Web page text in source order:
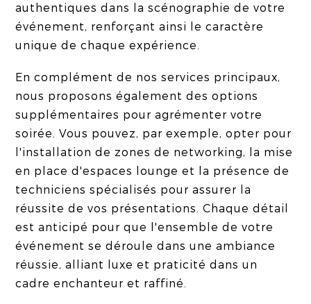
authentiques dans la scénographie de votre
événement, renforçant ainsi le caractère
unique de chaque expérience.
En complément de nos services principaux,
nous proposons également des options
supplémentaires pour agrémenter votre
soirée. Vous pouvez, par exemple, opter pour
l'installation de zones de networking, la mise
en place d'espaces lounge et la présence de
techniciens spécialisés pour assurer la
réussite de vos présentations. Chaque détail
est anticipé pour que l'ensemble de votre
événement se déroule dans une ambiance
réussie, alliant luxe et praticité dans un
cadre enchanteur et raffiné.